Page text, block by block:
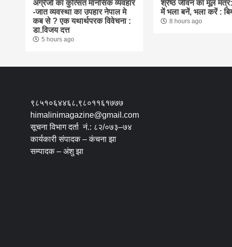
अंग्रेजो का कुत्सित मानसिक व्यवहार
-जात व्यवस्था का उपहार नेपाल मे
कब से ? एक यथार्थपरक विवेचना :
डा.विजय दत्त
5 hours ago
श्रेष्ठ जीवन का मूल मंत्र:
में भला बनें, भला करें :
8 hours ago
९८५१०६४४६८,९८०११६१७७७
himalinimagazine@gmail.com
सूचना विभाग दर्ता नं.: ८२/०७३–७४
कार्यकारी संपादक – कंचना झा
सम्पादक – अंशु झा